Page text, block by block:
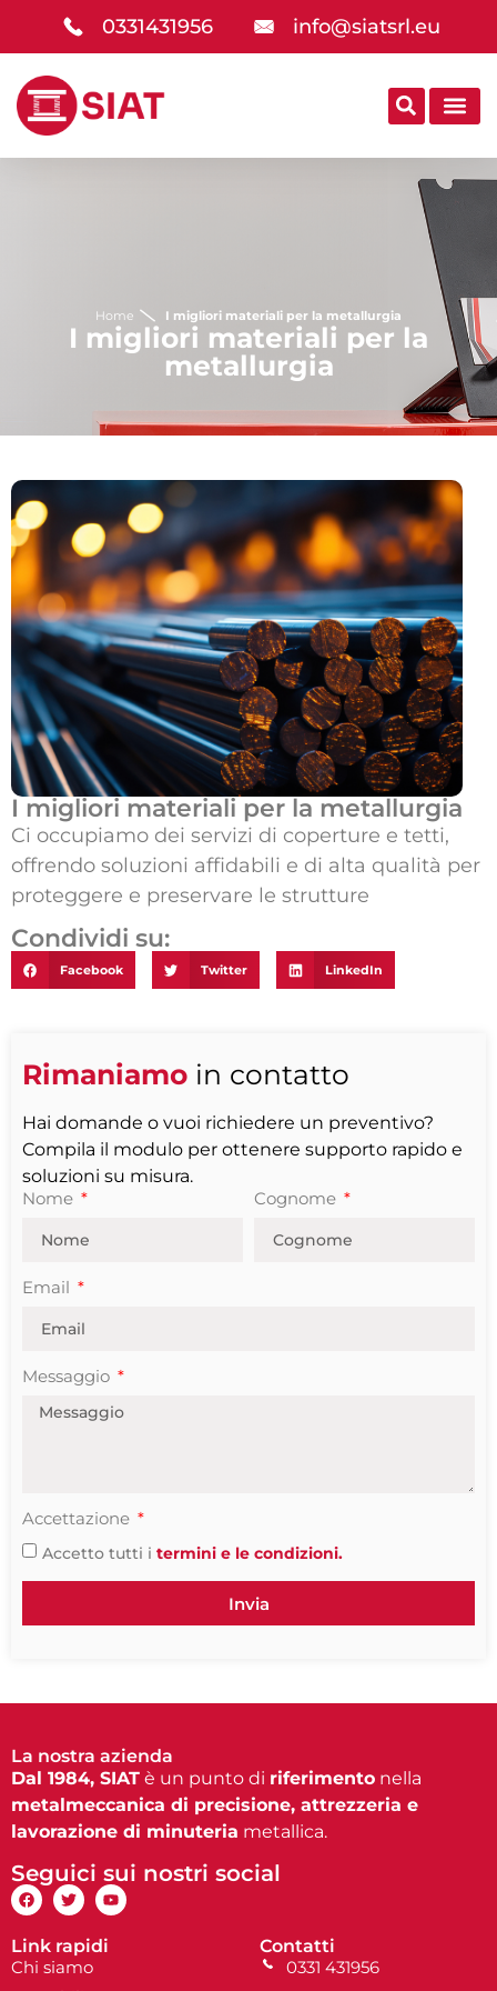
0331431956 info@siatsrl.eu
Home I migliori materiali per la metallurgia
I migliori materiali per la
metallurgia
I migliori materiali per la metallurgia
Ci occupiamo dei servizi di coperture e tetti,
offrendo soluzioni affidabili e di alta qualità per
proteggere e preservare le strutture
Condividi su:
Facebook Twitter LinkedIn
Rimaniamo in contatto
Hai domande o vuoi richiedere un preventivo?
Compila il modulo per ottenere supporto rapido e
soluzioni su misura.
Nome
Cognome
Email
Messaggio
Accettazione
Accetto tutti i termini e le condizioni.
Invia
La nostra azienda
Dal 1984, SIAT è un punto di riferimento nella
metalmeccanica di precisione, attrezzeria e
lavorazione di minuteria metallica.
Seguici sui nostri social
Link rapidi
Chi siamo
Contatti
0331 431956